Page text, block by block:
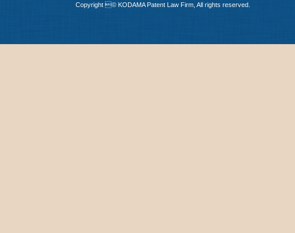
Copyright © KODAMA Patent Law Firm, All rights reserved.